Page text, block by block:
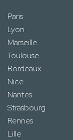
Paris
Lyon
Marseille
Toulouse
Bordeaux
Nice
Nantes
Strasbourg
Rennes
Lille